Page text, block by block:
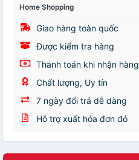
Home Shopping
Giao hàng toàn quốc
Được kiểm tra hàng
Thanh toán khi nhận hàng
Chất lượng, Uy tín
7 ngày đổi trả dễ dàng
Hỗ trợ xuất hóa đơn đỏ